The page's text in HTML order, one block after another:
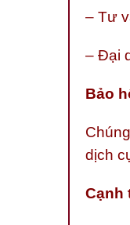
– Tư
– Đại
Bảo
dịch
Cạnh